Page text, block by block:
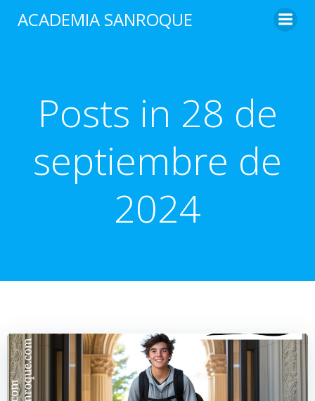
al
ACADEMIA SANROQUE
Posts in 28 de
septiembre de
2024